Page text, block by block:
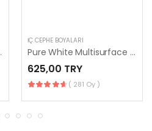
ml
İÇ CEPHE BOYALARI
Pure White Multisurface 500 ml
625,00 TRY
( 281 Oy )